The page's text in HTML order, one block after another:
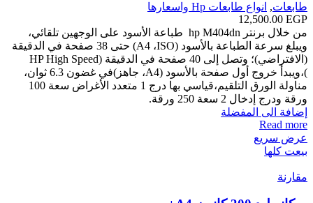
طابعات, انواع طابعات Hp واسعارها
12,500.00 EGP
من خلال برنتر hp M404dn طباعة الأسود على الوجهين تلقائي،
ويبلغ سرعة الطباعة بالأسود (ISO‏، A4‏) حتى 38 صفحة في الدقيقة
(الافتراضي)؛ وتصل إلى 40 صفحة في الدقيقة (HP High Speed
)،ويبدأ خروج أول صفحة بالأسود (A4، جاهز)في غضون 6.3 ثوان،
مناولة الورق التلقيم،قياسي بها درج 1 متعدد الأغراض سعة 100
ورقة ودرج إدخال 2 سعة 250 ورقة.
إضافة الى المفضلة
Read more
عرض سريع
بيعت كلها
مقارنة